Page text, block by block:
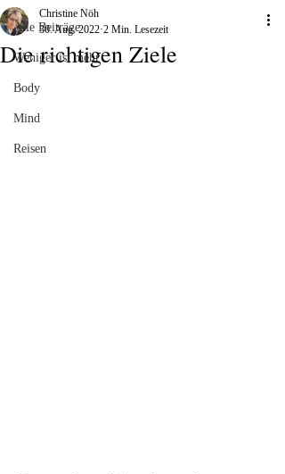
Alle Beiträge
Weniger ist mehr
Body
Mind
Reisen
Die richtigen Ziele
Christine Nöh
30. Aug. 2022 2 Min. Lesezeit